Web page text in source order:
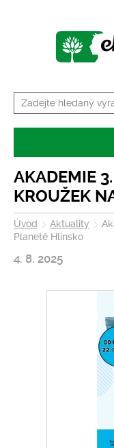
Úvod
Tiskové zprávy
Granty
Kalendář akcí
AKADEMIE
KROUŽEK
Úvod Aktuality
Planetě Hlinsko
4. 8. 2025